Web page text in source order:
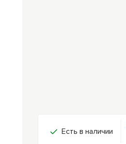
Есть в наличии